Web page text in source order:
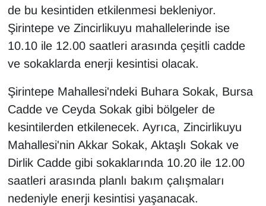
de bu kesintiden etkilenmesi bekleniyor.
Şirintepe ve Zincirlikuyu mahallelerinde ise
10.10 ile 12.00 saatleri arasında çeşitli cadde
ve sokaklarda enerji kesintisi olacak.
Şirintepe Mahallesi'ndeki Buhara Sokak, Bursa
Cadde ve Ceyda Sokak gibi bölgeler de
kesintilerden etkilenecek. Ayrıca, Zincirlikuyu
Mahallesi'nin Akkar Sokak, Aktaşlı Sokak ve
Dirlik Cadde gibi sokaklarında 10.20 ile 12.00
saatleri arasında planlı bakım çalışmaları
nedeniyle enerji kesintisi yaşanacak.